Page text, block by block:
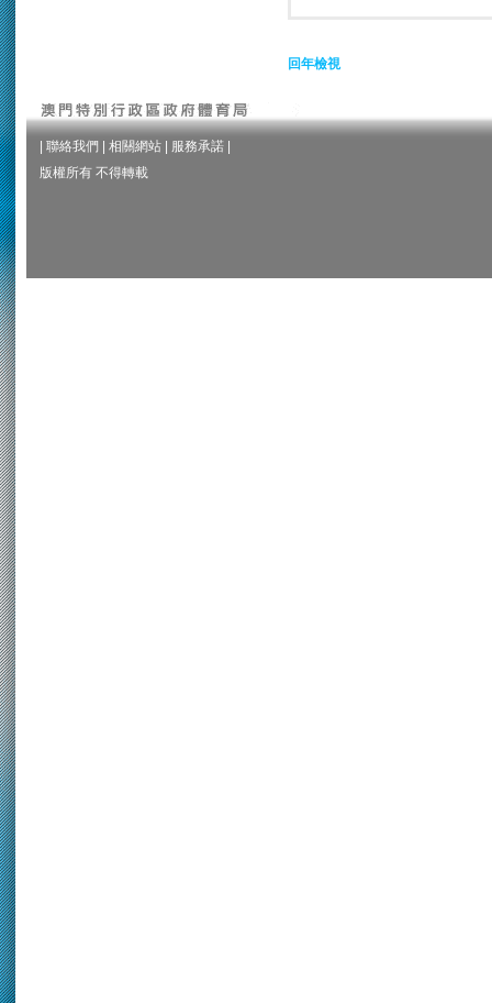
回年檢視
聯絡我們 相關網站 服務承諾
版權所有 不得轉載